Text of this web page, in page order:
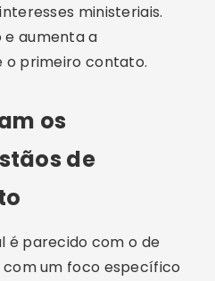
ministeriais.
e aumenta a
o primeiro contato.
os
de
é parecido com o de
um foco específico